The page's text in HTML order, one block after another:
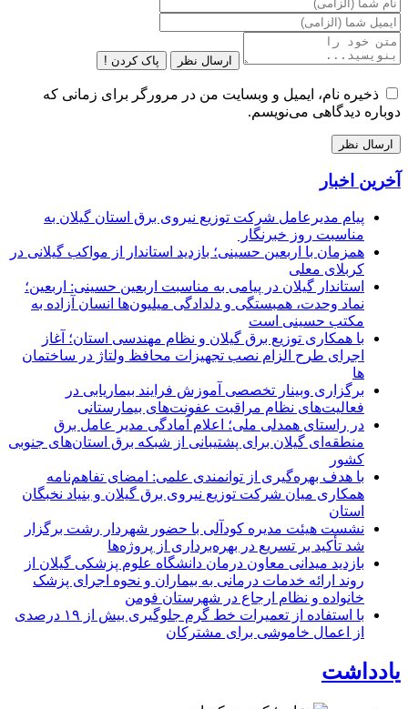
ارسال نظر پاک کردن !
ذخیره نام، ایمیل و وبسایت من در مرورگر برای زمانی که
دوباره دیدگاهی می‌نویسم.
آخرین اخبار
پیام مدیرعامل شركت توزیع نیروی برق استان گیلان به
مناسبت روز خبرنگار ‌
همزمان با اربعین حسینی؛ بازدید استاندار از مواکب گیلانی در
کربلای معلی
استاندار گیلان در پیامی به مناسبت اربعین حسینی: اربعین؛
نماد وحدت، همبستگی و دلدادگی میلیون‌ها انسان آزاده به
مکتب حسینی است
با همکاری توزیع برق گیلان و نظام مهندسی استان؛ آغاز
اجرای طرح الزام نصب تجهیزات محافظ ولتاژ در ساختمان
ها
برگزاری وبینار تخصصی آموزش فرایند بیماریابی در
فعالیت‌های نظام مراقبت عفونت‌های بیمارستانی
در راستای همدلی ملی؛ اعلام آمادگی مدیر عامل برق
منطقه‌ای گیلان برای پشتیبانی از شبكه برق استان‌های جنوبی
كشور
با هدف بهره‌گیری از توانمندی علمی: امضای تفاهم‌نامه
همكاری میان شركت توزیع نیروی برق گیلان و بنیاد نخبگان
استان
نشست هیئت مدیره کودآلی با حضور شهردار رشت برگزار
شد تأکید بر تسریع در بهره‌برداری از پروژه‌ها
بازدید میدانی معاون درمان دانشگاه علوم پزشکی گیلان از
روند ارائه خدمات درمانی به بیماران و نحوه اجرای پزشک
خانواده و نظام ارجاع در شهرستان فومن
با استفاده از تعمیرات خط گرم جلوگیری بیش از ۱۹ درصدی
از اعمال خاموشی برای مشتركان
یادداشت